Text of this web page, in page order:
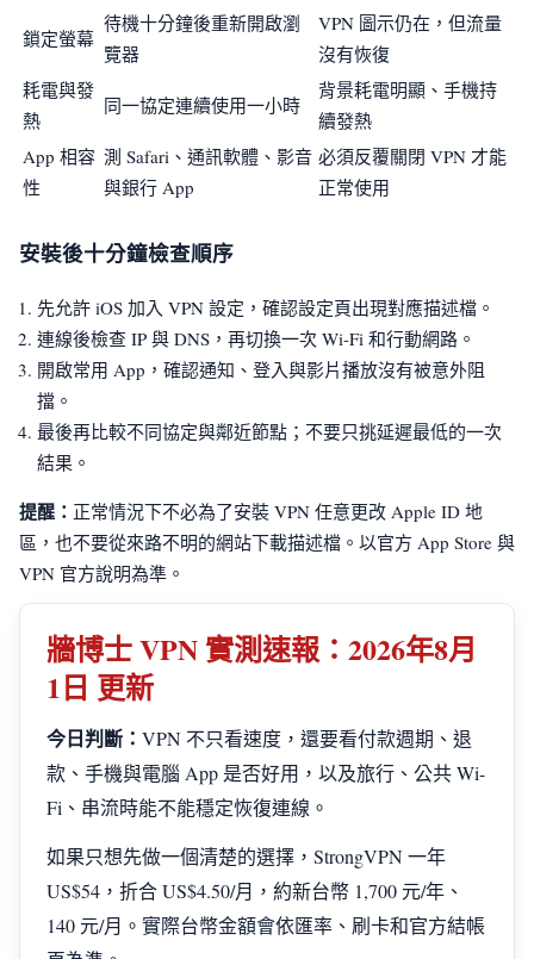
鎖定螢幕
待機十分鐘後重新開啟瀏
覽器
VPN 圖示仍在，但流量
沒有恢復
耗電與發
熱
同一協定連續使用一小時
背景耗電明顯、手機持
續發熱
App 相容
性
測 Safari、通訊軟體、影音
與銀行 App
必須反覆關閉 VPN 才能
正常使用
安裝後十分鐘檢查順序
先允許 iOS 加入 VPN 設定，確認設定頁出現對應描述檔。
連線後檢查 IP 與 DNS，再切換一次 Wi-Fi 和行動網路。
開啟常用 App，確認通知、登入與影片播放沒有被意外阻
擋。
最後再比較不同協定與鄰近節點；不要只挑延遲最低的一次
結果。
提醒： 正常情況下不必為了安裝 VPN 任意更改 Apple ID 地
區，也不要從來路不明的網站下載描述檔。以官方 App Store 與
VPN 官方說明為準。
牆博士 VPN 實測速報：2026年8月
1日 更新
今日判斷： VPN 不只看速度，還要看付款週期、退
款、手機與電腦 App 是否好用，以及旅行、公共 Wi-
Fi、串流時能不能穩定恢復連線。
如果只想先做一個清楚的選擇，StrongVPN 一年
US$54，折合 US$4.50/月，約新台幣 1,700 元/年、
140 元/月。實際台幣金額會依匯率、刷卡和官方結帳